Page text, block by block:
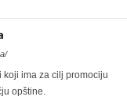
koji ima za cilj promociju
opštine.